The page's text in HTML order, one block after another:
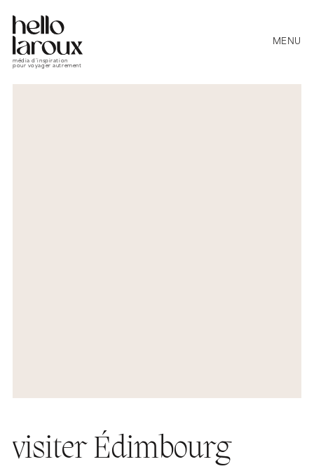
média d’inspiration
pour voyager autrement
MENU
visiter Édimbourg